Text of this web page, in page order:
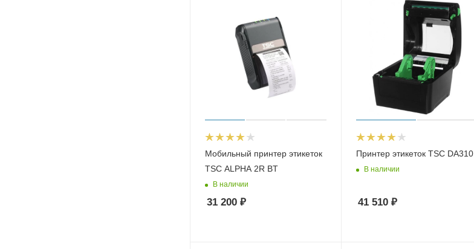
Мобильный принтер этикеток
TSC ALPHA 2R BT
В наличии
31 200 ₽
Принтер этикеток TSC DA310
В наличии
41 510₽